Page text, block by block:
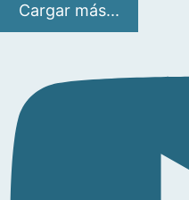
Cargar más...